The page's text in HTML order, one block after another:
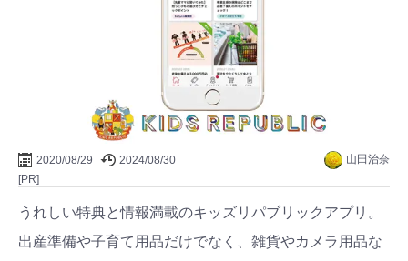
2020/08/29 2024/08/30
山田治奈
[PR]
うれしい特典と情報満載のキッズリパブリックアプリ。
出産準備や子育て用品だけでなく、雑貨やカメラ用品な